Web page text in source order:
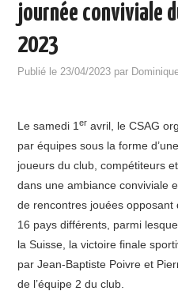
RÉSERVATION
PARTENARIAT
journée conviviale
2023
Publié le23/04/2023 par
Le samedi 1er avril, le CSAG
par équipes sous la forme
joueurs du club, compétiteurs
dans une ambiance conviviale
de rencontres jouées
16 pays différents, parmi
la Suisse, la victoire finale
par Jean-Baptiste Poivre et
de l’équipe 2 du club.